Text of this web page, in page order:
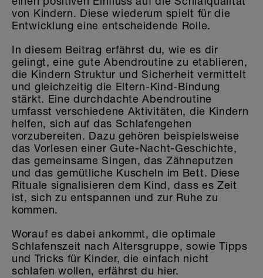
von Kindern. Diese wiederum spielt für die
Entwicklung eine entscheidende Rolle.
In diesem Beitrag erfährst du, wie es dir
gelingt, eine gute Abendroutine zu etablieren,
die Kindern Struktur und Sicherheit vermittelt
und gleichzeitig die Eltern-Kind-Bindung
stärkt. Eine durchdachte Abendroutine
umfasst verschiedene Aktivitäten, die Kindern
helfen, sich auf das Schlafengehen
vorzubereiten. Dazu gehören beispielsweise
das Vorlesen einer Gute-Nacht-Geschichte,
das gemeinsame Singen, das Zähneputzen
und das gemütliche Kuscheln im Bett. Diese
Rituale signalisieren dem Kind, dass es Zeit
ist, sich zu entspannen und zur Ruhe zu
kommen.
Worauf es dabei ankommt, die optimale
Schlafenszeit nach Altersgruppe, sowie Tipps
und Tricks für Kinder, die einfach nicht
schlafen wollen, erfährst du hier.